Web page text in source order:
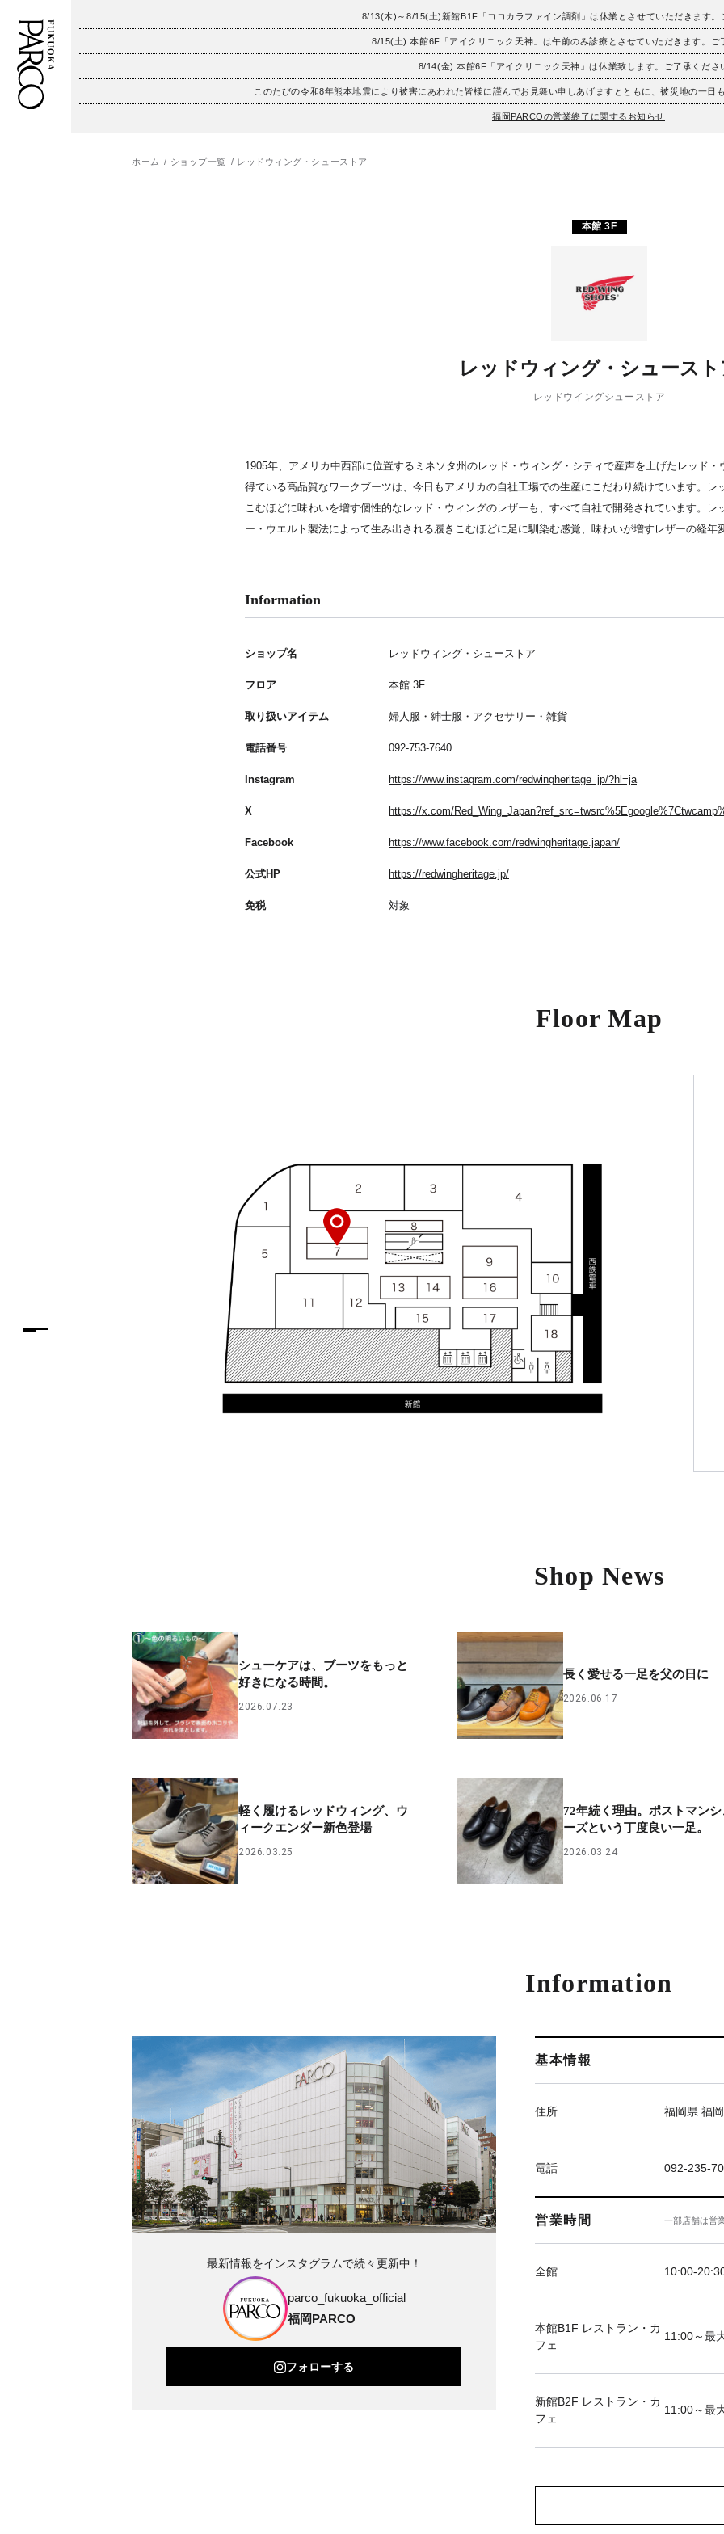
8/13(木)～8/15(土)新館B1F「ココカラファイン調剤」は休業とさせていただきます。
8/15(土) 本館6F「アイクリニック天神」は午前のみ診療とさせていただきます。ご
8/14(金) 本館6F「アイクリニック天神」は休業致します。ご了承くださ
このたびの令和8年熊本地震により被害にあわれた皆様に謹んでお見舞い申しあげますとともに、被災地の一日
福岡PARCOの営業終了に関するお知らせ
施設案内・アクセス
ホーム ショップ一覧 レッドウィング・シューストア
本館 3F
レッドウィング・シュースト
レッドウイングシューストア
1905年、アメリカ中西部に位置するミネソタ州のレッド・ウィング・シティで産声を上げたレッド
得ている高品質なワークブーツは、今日もアメリカの自社工場での生産にこだわり続けています。レ
こむほどに味わいを増す個性的なレッド・ウィングのレザーも、すべて自社で開発されています。
ー・ウエルト製法によって生み出される履きこむほどに足に馴染む感覚、味わいが増すレザーの経年
Information
ショップ名 レッドウィング・シューストア
フロア 本館 3F
取り扱いアイテム 婦人服・紳士服・アクセサリー・雑貨
電話番号 092-753-7640
Instagram https://www.instagram.com/redwingheritage_jp/?hl=ja
X https://x.com/
Facebook https://www.facebook.com/redwingheritage.japan/
公式HP https://redwingheritage.jp/
免税 対象
Floor Map
Shop News
シューケアは、ブーツをもっと
好きになる時間。
2026.07.23
長く愛せる一足を父の日に
2026.06.17
軽く履けるレッドウィング、ウ
ィークエンダー新色登場
2026.03.25
72年続く理由。ポストマンシ
ーズという丁度良い一足。
2026.03.24
Information
基本情報
住所 福岡県 福
電話 092-235-
営業時間 一部店舗は営
全館 10:00-
本館B1F レストラン・カ
フェ
11:00～最
新館B2F レストラン・カ
フェ
11:00～最
最新情報をインスタグラムで続々更新中！
parco_fukuoka_official
福岡PARCO
フォローする